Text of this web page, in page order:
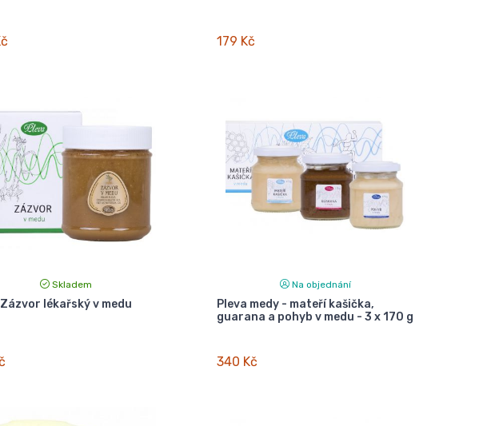
179 Kč
Skladem
lékařský v medu
Na objednání
Pleva medy - mateří kašička,
guarana a pohyb v medu - 3 x 170 g
340 Kč